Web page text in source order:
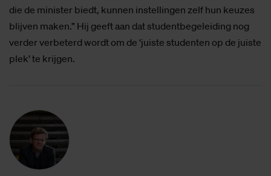
die de minister biedt, kunnen instellingen zelf hun keuzes
blijven maken.” Hij geeft aan dat studentbegeleiding nog
verder verbeterd wordt om de ‘juiste studenten op de juiste
plek’ te krijgen.